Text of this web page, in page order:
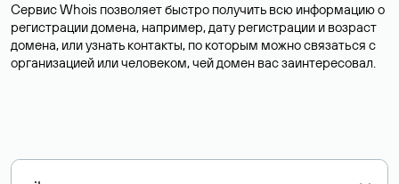
Сервис Whois позволяет быстро получить всю информацию о
регистрации домена, например, дату регистрации и возраст
домена, или узнать контакты, по которым можно связаться с
организацией или человеком, чей домен вас заинтересовал.